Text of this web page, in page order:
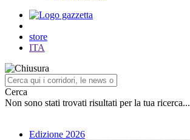
store
ITA
Cerca
Non sono stati trovati risultati per la tua ricerca...
Edizione 2026